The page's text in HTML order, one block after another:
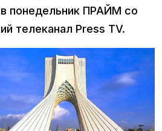
понедельник ПРАЙМ со
телеканал Press TV.